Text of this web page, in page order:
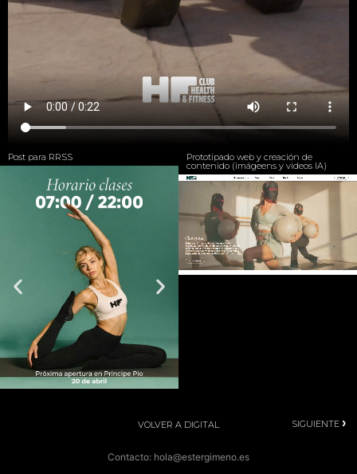
Post para RRSS Prototipado web y creación de
contenido (imágeens y videos IA)
VOLVER A DIGITAL SIGUIENTE ›
Contacto: hola@estergimeno.es